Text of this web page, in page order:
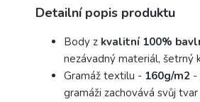
Detailní popis produktu
Body z kvalitní 100%
nezávadný materiál, šetrný
Gramáž textilu - 160g/m2 -
gramáži zachovává svůj